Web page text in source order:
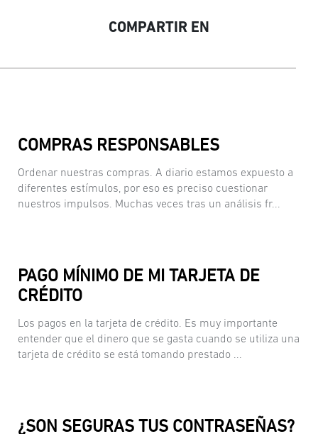
COMPARTIR EN
COMPRAS RESPONSABLES
Ordenar nuestras compras. A diario estamos expuesto a
diferentes estímulos, por eso es preciso cuestionar
nuestros impulsos. Muchas veces tras un análisis fr...
PAGO MÍNIMO DE MI TARJETA DE
CRÉDITO
Los pagos en la tarjeta de crédito. Es muy importante
entender que el dinero que se gasta cuando se utiliza una
tarjeta de crédito se está tomando prestado ...
¿SON SEGURAS TUS CONTRASEÑAS?